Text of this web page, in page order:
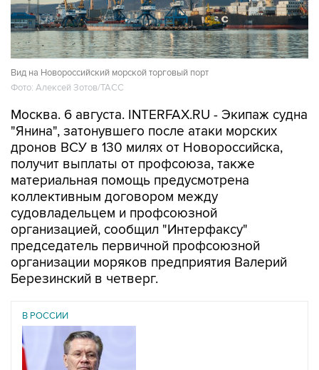
Вид на Новороссийский морской торговый порт
Фото: Алексей Зотов/ТАСС
Москва. 6 августа. INTERFAX.RU - Экипаж судна
"Янина", затонувшего после атаки морских
дронов ВСУ в 130 милях от Новороссийска,
получит выплаты от профсоюза, также
материальная помощь предусмотрена
коллективным договором между
судовладельцем и профсоюзной
организацией, сообщил "Интерфаксу"
председатель первичной профсоюзной
организации моряков предприятия Валерий
Березинский в четверг.
В РОССИИ